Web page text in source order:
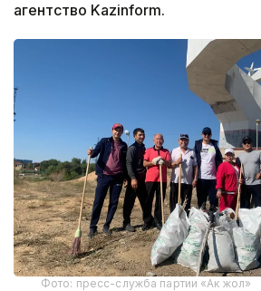
агентство Kazinform.
Фото: пресс-служба партии «Ак жол»